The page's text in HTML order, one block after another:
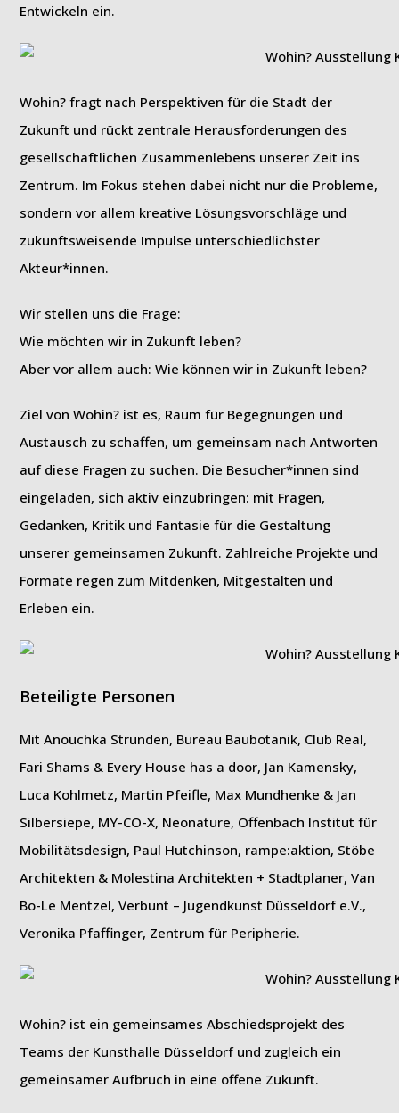
Entwickeln ein.
Wohin? fragt nach Perspektiven für die Stadt der
Zukunft und rückt zentrale Herausforderungen des
gesellschaftlichen Zusammenlebens unserer Zeit ins
Zentrum. Im Fokus stehen dabei nicht nur die Probleme,
sondern vor allem kreative Lösungsvorschläge und
zukunftsweisende Impulse unterschiedlichster
Akteur*innen.
Wir stellen uns die Frage:
Wie möchten wir in Zukunft leben?
Aber vor allem auch: Wie können wir in Zukunft leben?
Ziel von Wohin? ist es, Raum für Begegnungen und
Austausch zu schaffen, um gemeinsam nach Antworten
auf diese Fragen zu suchen. Die Besucher*innen sind
eingeladen, sich aktiv einzubringen: mit Fragen,
Gedanken, Kritik und Fantasie für die Gestaltung
unserer gemeinsamen Zukunft. Zahlreiche Projekte und
Formate regen zum Mitdenken, Mitgestalten und
Erleben ein.
Beteiligte Personen
Mit Anouchka Strunden, Bureau Baubotanik, Club Real,
Fari Shams & Every House has a door, Jan Kamensky,
Luca Kohlmetz, Martin Pfeifle, Max Mundhenke & Jan
Silbersiepe, MY-CO-X, Neonature, Offenbach Institut für
Mobilitätsdesign, Paul Hutchinson, rampe:aktion, Stöbe
Architekten & Molestina Architekten + Stadtplaner, Van
Bo-Le Mentzel, Verbunt – Jugendkunst Düsseldorf e.V.,
Veronika Pfaffinger, Zentrum für Peripherie.
Wohin? ist ein gemeinsames Abschiedsprojekt des
Teams der Kunsthalle Düsseldorf und zugleich ein
gemeinsamer Aufbruch in eine offene Zukunft.